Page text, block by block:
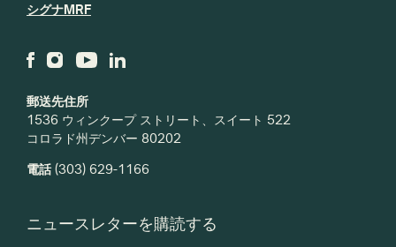
郵送先住所
1536 ウィンクープ ストリート、スイート 522
コロラド州デンバー 80202
電話(303) 629-1166
シグナMRF
ニュースレターを購読する